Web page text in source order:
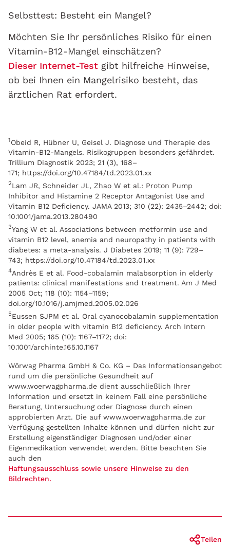
Selbsttest: Besteht ein Mangel?
Möchten Sie Ihr persönliches Risiko für einen
Vitamin-B12-Mangel einschätzen?
Dieser Internet-Test gibt hilfreiche Hinweise,
ob bei Ihnen ein Mangelrisiko besteht, das
ärztlichen Rat erfordert.
1Obeid R, Hübner U, Geisel J. Diagnose und Therapie des
Vitamin-B12-Mangels. Risikogruppen besonders gefährdet.
Trillium Diagnostik 2023; 21 (3), 168–
171; https://doi.org/10.47184/td.2023.01.xx
2Lam JR, Schneider JL, Zhao W et al.: Proton Pump
Inhibitor and Histamine 2 Receptor Antagonist Use and
Vitamin B12 Deficiency. JAMA 2013; 310 (22): 2435–2442; doi:
10.1001/jama.2013.280490
3Yang W et al. Associations between metformin use and
vitamin B12 level, anemia and neuropathy in patients with
diabetes: a meta-analysis. J Diabetes 2019; 11 (9): 729–
743; https://doi.org/10.47184/td.2023.01.xx
4Andrès E et al. Food-cobalamin malabsorption in elderly
patients: clinical manifestations and treatment. Am J Med
2005 Oct; 118 (10): 1154–1159;
doi.org/10.1016/j.amjmed.2005.02.026
5Eussen SJPM et al. Oral cyanocobalamin supplementation
in older people with vitamin B12 deficiency. Arch Intern
Med 2005; 165 (10): 1167–1172; doi:
10.1001/archinte.165.10.1167
Wörwag Pharma GmbH & Co. KG – Das Informationsangebot
rund um die persönliche Gesundheit auf
www.woerwagpharma.de dient ausschließlich Ihrer
Information und ersetzt in keinem Fall eine persönliche
Beratung, Untersuchung oder Diagnose durch einen
approbierten Arzt. Die auf www.woerwagpharma.de zur
Verfügung gestellten Inhalte können und dürfen nicht zur
Erstellung eigenständiger Diagnosen und/oder einer
Eigenmedikation verwendet werden. Bitte beachten Sie
auch den
Haftungsausschluss sowie unsere Hinweise zu den
Bildrechten.
Teilen